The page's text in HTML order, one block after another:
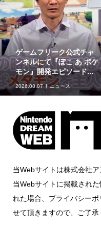
ゲームフリーク公式チャ
ンネルにて『ぽこ あ ポケ
モン』開発エピソード...
2026.08.07 ニュース
当Webサイトは株式会社
当Webサイトに掲載され
れた場合、プライバシー
せて頂きますので、ご了承